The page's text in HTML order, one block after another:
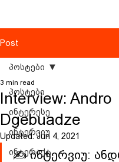
Post
პოსტები
ინტერესე
ინტერვიუ
ინტერაქტ
პოსტები
Interview: Andro
Dgebuadze
3 min read
Updated:Jun 4, 2021
✍️ ინტერვიუ: